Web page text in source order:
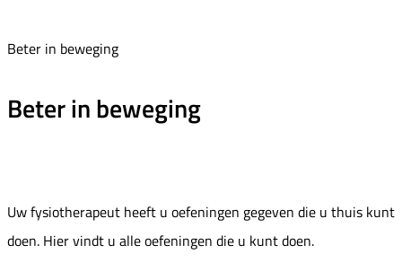
Beter in beweging
Beter in beweging
Uw fysiotherapeut heeft u oefeningen gegeven die u thuis kunt
doen. Hier vindt u alle oefeningen die u kunt doen.